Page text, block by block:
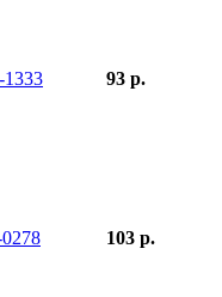
93 р.
103 р.